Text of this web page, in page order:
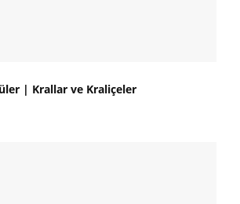
| Krallar ve Kraliçeler